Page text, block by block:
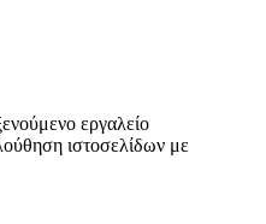
εργαλείο
ιστοσελίδων με